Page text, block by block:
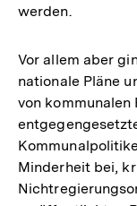
werden.
Vor allem aber
nationale Pläne
von
Minderheit bei,